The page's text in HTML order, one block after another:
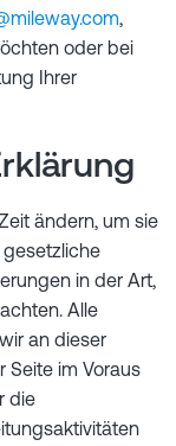
,
oder bei
Ihrer
ändern, um sie
in der Art,
Alle
an dieser
Seite im Voraus
die